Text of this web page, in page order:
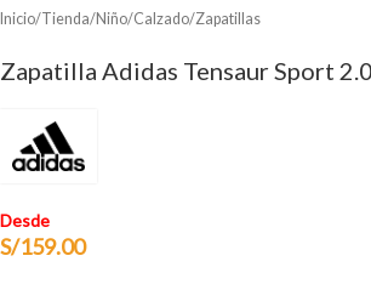
Inicio/Tienda/Niño/Calzado/Zapatillas
Zapatilla Adidas Tensaur Sport
Desde
S/159.00